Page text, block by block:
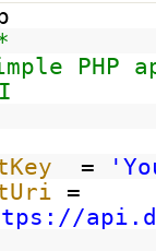
PHP
=
=